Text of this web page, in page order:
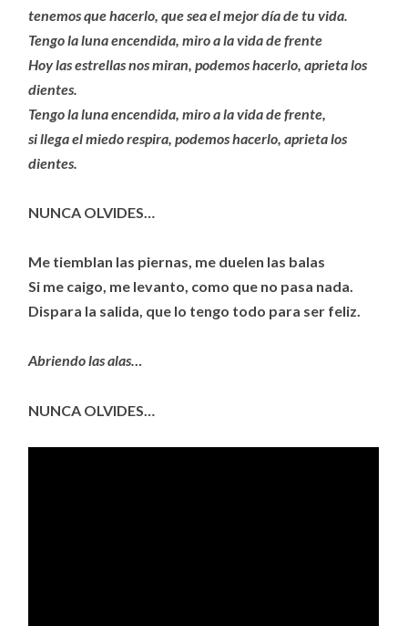
tenemos que hacerlo, que sea el mejor día de tu vida.
Tengo la luna encendida, miro a la vida de frente
Hoy las estrellas nos miran, podemos hacerlo, aprieta los
dientes.
Tengo la luna encendida, miro a la vida de frente,
si llega el miedo respira, podemos hacerlo, aprieta los
dientes.
NUNCA OLVIDES…
Me tiemblan las piernas, me duelen las balas
Si me caigo, me levanto, como que no pasa nada.
Dispara la salida, que lo tengo todo para ser feliz.
Abriendo las alas…
NUNCA OLVIDES…